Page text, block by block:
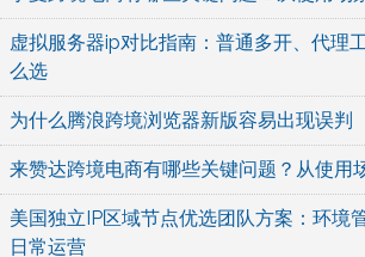
虚拟服务器ip对比指南：普通多开、代理
么选
为什么腾浪跨境浏览器新版容易出现误判
来赞达跨境电商有哪些关键问题？从使用
美国独立IP区域节点优选团队方案：环境
日常运营